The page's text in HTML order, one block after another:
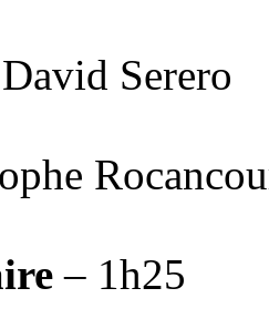
Serero
– 1h25